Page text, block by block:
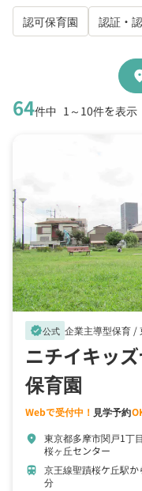
認可保育園 認証・
64件中 1～10件を表示
verified公式 企業主導型保育 /
ニチイキッ
保育園
Webで受付中！ 見学予約
location_on
東京都多摩市関戸1
桜ヶ丘センター
train 京王線聖蹟桜ケ丘駅
分